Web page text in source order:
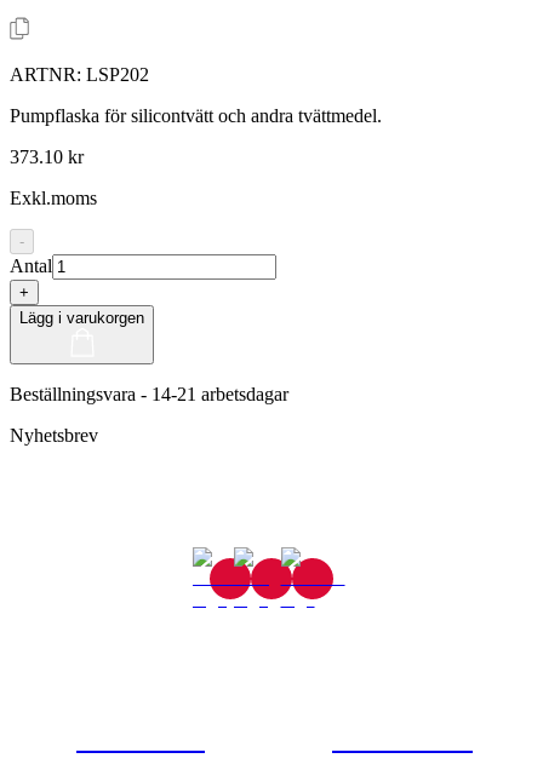
ARTNR: LSP202
Pumpflaska för silicontvätt och andra tvättmedel.
373.10 kr
Exkl.moms
-
Antal
+
Lägg i varukorgen
Beställningsvara - 14-21 arbetsdagar
Nyhetsbrev